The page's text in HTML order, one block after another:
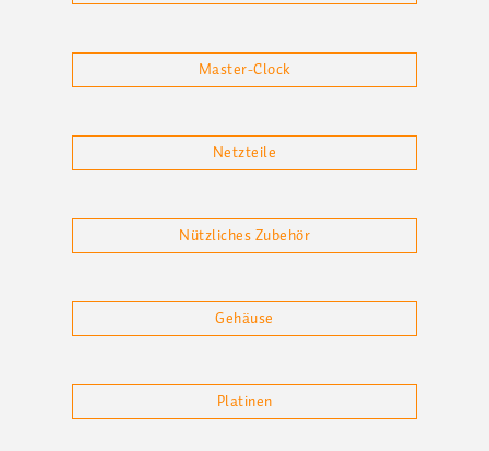
Master-Clock
Netzteile
Nützliches Zubehör
Gehäuse
Platinen